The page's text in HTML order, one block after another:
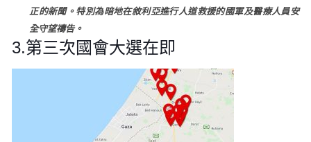
正的新聞。特別為暗地在敘利亞進行人道救援的國軍及醫療人員安
全守望禱告。
3.第三次國會大選在即